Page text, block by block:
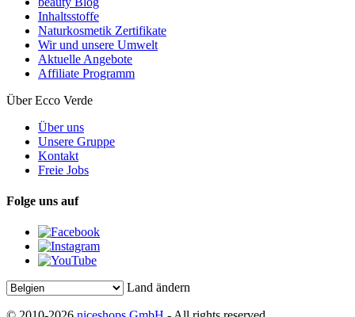
Inhaltsstoffe
Naturkosmetik Zertifikate
Wir und unsere Umwelt
Aktuelle Angebote
Affiliate Programm
Über Ecco Verde
Über uns
Unsere Gruppe
Kontakt
Freie Jobs
Folge uns auf
Land ändern